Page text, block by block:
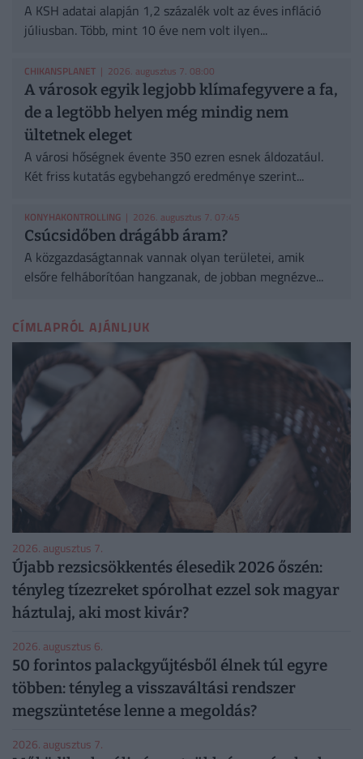
A KSH adatai alapján 1,2 százalék volt az éves infláció
júliusban. Több, mint 10 éve nem volt ilyen...
CHIKANSPLANET | 2026. augusztus 7. 08:00
A városok egyik legjobb klímafegyvere a fa,
de a legtöbb helyen még mindig nem
ültetnek eleget
A városi hőségnek évente 350 ezren esnek áldozatául.
Két friss kutatás egybehangzó eredménye szerint...
KONYHAKONTROLLING | 2026. augusztus 7. 07:45
Csúcsidőben drágább áram?
A közgazdaságtannak vannak olyan területei, amik
elsőre felháborítóan hangzanak, de jobban megnézve...
CÍMLAPRÓL AJÁNLJUK
2026. augusztus 7.
Újabb rezsicsökkentés élesedik 2026 őszén:
tényleg tízezreket spórolhat ezzel sok magyar
háztulaj, aki most kivár?
2026. augusztus 6.
50 forintos palackgyűjtésből élnek túl egyre
többen: tényleg a visszaváltási rendszer
megszüntetése lenne a megoldás?
2026. augusztus 7.